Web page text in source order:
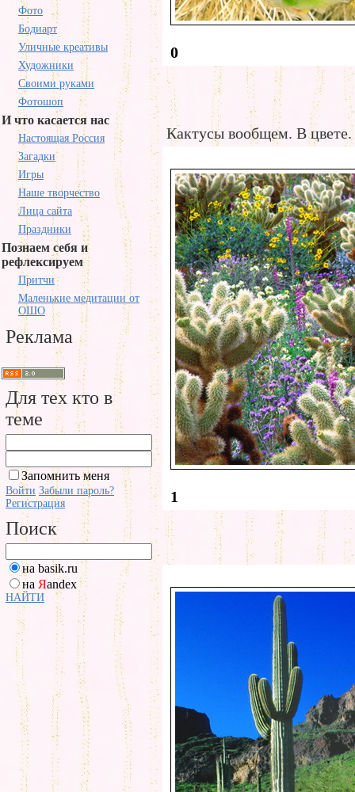
Фото
Бодиарт
Уличные креативы
Художники
Своими руками
Фотошоп
И что касается нас
Настоящая Россия
Загадки
Игры
Наше творчество
Лица сайта
Праздники
Познаем себя и
рефлексируем
Притчи
Маленькие медитации от
ОШО
Реклама
Для тех кто в
теме
Запомнить меня
Войти Забыли пароль?
Регистрация
Поиск
на basik.ru
на Яandex
НАЙТИ
0
Кактусы вообщем. В цвете.
1